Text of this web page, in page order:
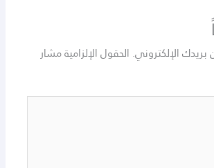
الإلكتروني. الحقول الإلزامية مشار